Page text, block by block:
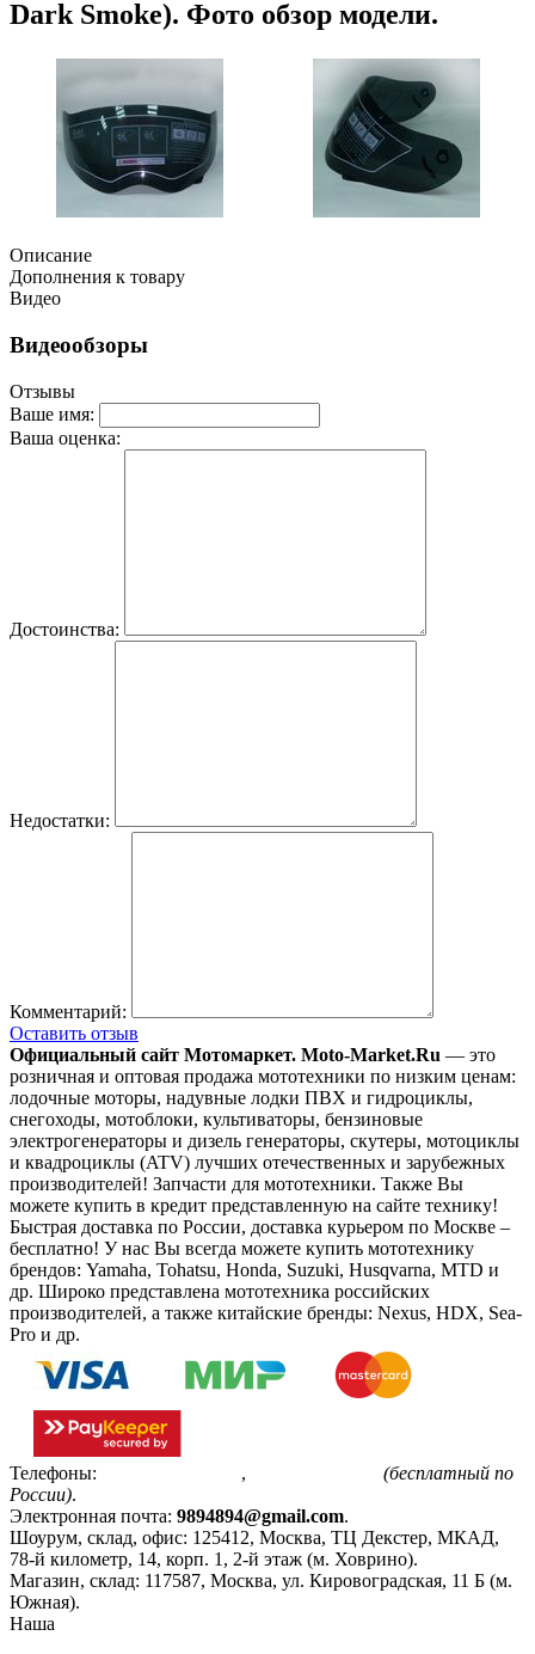
Dark Smoke). Фото обзор модели.
Описание
Дополнения к товару
Видео
Видеообзоры
Отзывы
Ваше имя:
Ваша оценка:
Достоинства:
Недостатки:
Комментарий:
Оставить отзыв
Официальный сайт Мотомаркет. Moto-Market.Ru — это
розничная и оптовая продажа мототехники по низким ценам:
лодочные моторы, надувные лодки ПВХ и гидроциклы,
снегоходы, мотоблоки, культиваторы, бензиновые
электрогенераторы и дизель генераторы, скутеры, мотоциклы
и квадроциклы (ATV) лучших отечественных и зарубежных
производителей! Запчасти для мототехники. Также Вы
можете купить в кредит представленную на сайте технику!
Быстрая доставка по России, доставка курьером по Москве –
бесплатно! У нас Вы всегда можете купить мототехнику
брендов: Yamaha, Tohatsu, Honda, Suzuki, Husqvarna, MTD и
др. Широко представлена мототехника российских
производителей, а также китайские бренды: Nexus, HDX, Sea-
Pro и др.
Телефоны: ,
(бесплатный по
России).
Электронная почта: 9894894@gmail.com.
Шоурум, склад, офис: 125412, Москва, ТЦ Декстер, МКАД,
78-й километр, 14, корп. 1, 2-й этаж (м. Ховрино).
Магазин, склад: 117587, Москва, ул. Кировоградская, 11 Б (м.
Южная).
Наша